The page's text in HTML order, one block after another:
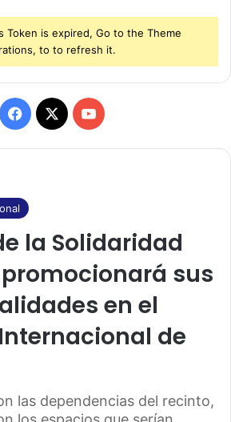
la Solidaridad
sus
en el
de
las dependencias del recinto,
Token is expired, Go to the Theme
to to refresh it.
F
a
e
o
o
k
X
Y
o
u
b
e